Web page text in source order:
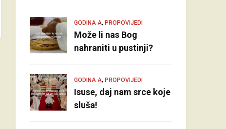
GODINA A, PROPOVIJEDI
Može li nas Bog
nahraniti u pustinji?
GODINA A, PROPOVIJEDI
Isuse, daj nam srce koje
sluša!